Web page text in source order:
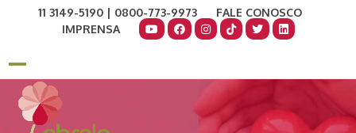
11 3149-5190 | 0800-773-9973
FALE CONOSCO
IMPRENSA
Open
mobile
Close
mobile